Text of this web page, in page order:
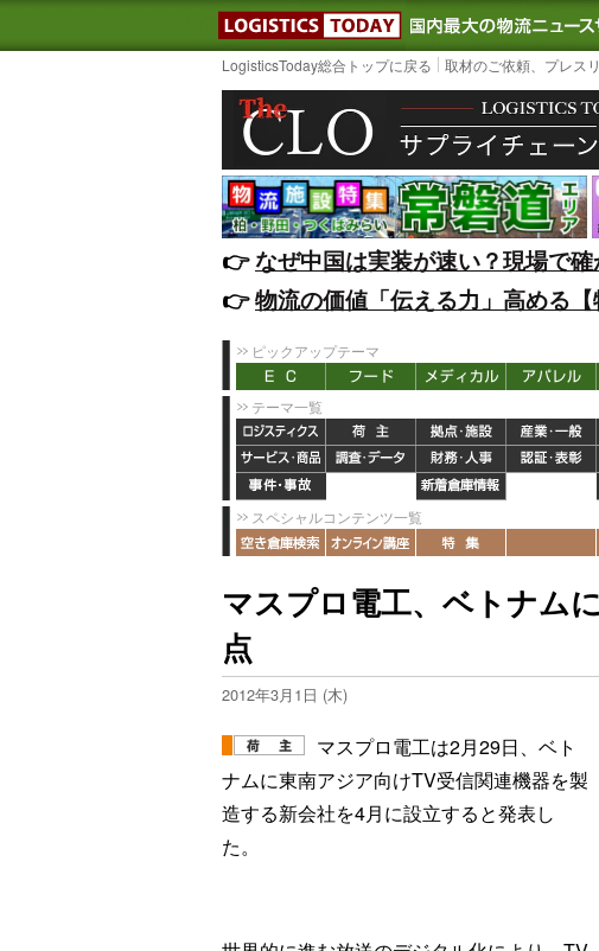
LOGISTICS TODAY
LogisticsToday総合トップに戻る 取材のご依頼、プレス
👉️なぜ中国は実装が速い？現場で
👉️物流の価値「伝える力」高める
ピックアップテーマ
テーマ一覧
スペシャルコンテンツ一覧
マスプロ電工、ベトナム
点
2012年3月1日 (木)
マスプロ電工は2月29日、ベト
ナムに東南アジア向けTV受信関連機器を製
造する新会社を4月に設立すると発表し
た。